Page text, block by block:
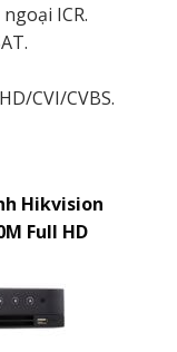
ICR.
CVI/CVBS.
Hikvision
Full HD